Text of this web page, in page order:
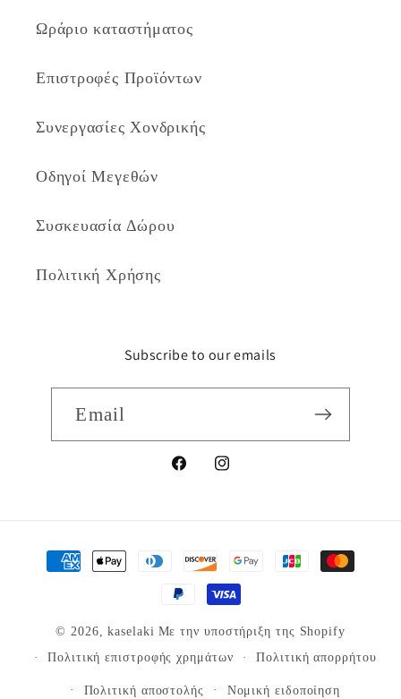
Ωράριο καταστήματος
Επιστροφές Προϊόντων
Συνεργασίες Χονδρικής
Οδηγοί Μεγεθών
Συσκευασία Δώρου
Πολιτική Χρήσης
Subscribe to our emails
Email
FacebookInstagram
Μέθοδοι
© 2026,kaselaki Με την υποστήριξη της Shopify
Πολιτική επιστροφής χρημάτων
Πολιτική απορρήτου
Πολιτική αποστολής Νομική ειδοποίηση